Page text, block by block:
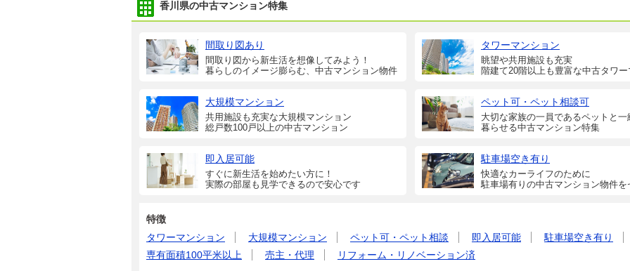
香川県の中古マンション特集
間取り図あり
間取り図から新生活を想像してみよう！
暮らしのイメージ膨らむ、中古マンション物件
タワーマンション
眺望や共用施設も充実
階建て20階以上も豊富な中古タワ
大規模マンション
共用施設も充実な大規模マンション
総戸数100戸以上の中古マンション
ペット可・ペット相談可
大切な家族の一員であるペットと一
暮らせる中古マンション特集
即入居可能
すぐに新生活を始めたい方に！
実際の部屋も見学できるので安心です
駐車場空き有り
快適なカーライフのために
駐車場有りの中古マンション物件を
特徴
タワーマンション
大規模マンション ペット可・ペット相談 即入居可能
駐車場空き有り
専有面積100平米以上
売主・代理 リフォーム・リノベーション済